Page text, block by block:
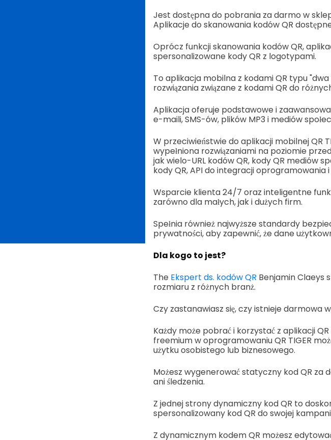
Jest dostępna do pobrania za darmo w
Aplikacje do skanowania kodów QR
Oprócz funkcji skanowania kodów QR,
spersonalizowane kody QR z logotypami.
To aplikacja mobilna z kodami QR typu
rozwiązania związane z kodami QR do
Aplikacja oferuje podstawowe i
e-maili, SMS-ów, plików MP3 i mediów
W przeciwieństwie do aplikacji mobilnej QR
wypełniona rozwiązaniami na poziomie
jak wielo-URL kodów QR, kody QR mediów
kody QR, API do integracji oprogramowania
Wsparcie klienta 24/7 oraz inteligentne
zarówno dla małych, jak i dużych firm.
Spełnia również najwyższe standardy
prywatności, aby zapewnić, że dane
Dla kogo to jest?
The Ekspert ds. kodów QR Benjamin Claeys
rozmiaru z różnych branż.
Czy zastanawiasz się, czy istnieje darmowa
Każdy może pobrać i korzystać z aplikacji
freemium w oprogramowaniu QR TIGER
użytku osobistego lub biznesowego.
Możesz wygenerować statyczny kod QR za
ani śledzenia.
Z jednej strony dynamiczny kod QR to
spersonalizowany kod QR do swojej
Z dynamicznym kodem QR możesz